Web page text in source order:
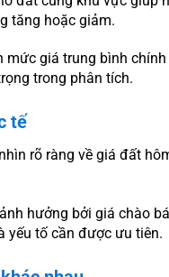
tăng hoặc giảm.
giá trung bình
trong phân tích.
tế
rõ ràng về giá đất
hưởng bởi giá chào
yếu tố cần được ưu tiên.